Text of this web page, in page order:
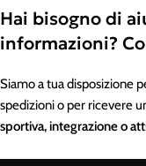
Hai bisogno di
informazioni?
Siamo a tua disposizione
spedizioni o per ricevere
sportiva, integrazione o